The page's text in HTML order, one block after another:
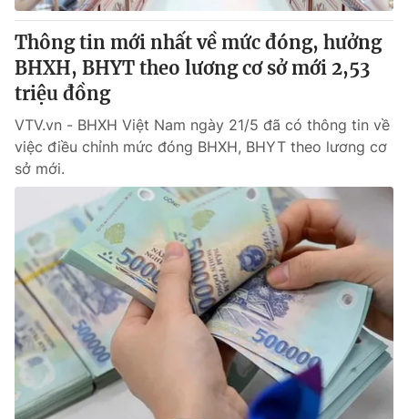
Thông tin mới nhất về mức đóng, hưởng
BHXH, BHYT theo lương cơ sở mới 2,53
triệu đồng
VTV.vn - BHXH Việt Nam ngày 21/5 đã có thông tin về
việc điều chỉnh mức đóng BHXH, BHYT theo lương cơ
sở mới.